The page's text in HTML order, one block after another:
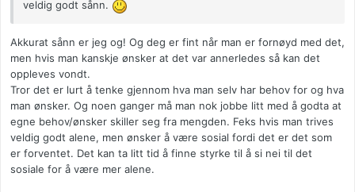
veldig godt sånn.
Akkurat sånn er jeg og! Og deg er fint når man er fornøyd med det,
men hvis man kanskje ønsker at det var annerledes så kan det
oppleves vondt.
Tror det er lurt å tenke gjennom hva man selv har behov for og hva
man ønsker. Og noen ganger må man nok jobbe litt med å godta at
egne behov/ønsker skiller seg fra mengden. Feks hvis man trives
veldig godt alene, men ønsker å være sosial fordi det er det som
er forventet. Det kan ta litt tid å finne styrke til å si nei til det
sosiale for å være mer alene.